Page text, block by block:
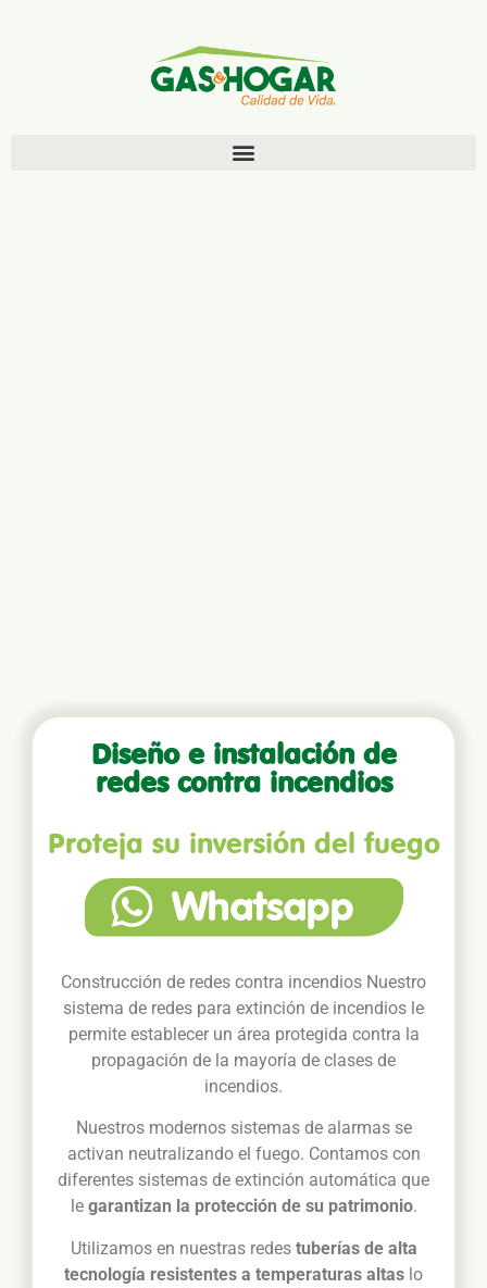
Diseño e instalación de
redes contra incendios
Proteja su inversión del fuego
Construcción de redes contra incendios Nuestro
sistema de redes para extinción de incendios le
permite establecer un área protegida contra la
propagación de la mayoría de clases de
incendios.
Nuestros modernos sistemas de alarmas se
activan neutralizando el fuego. Contamos con
diferentes sistemas de extinción automática que
le garantizan la protección de su patrimonio.
Utilizamos en nuestras redes tuberías de alta
tecnología resistentes a temperaturas altas lo